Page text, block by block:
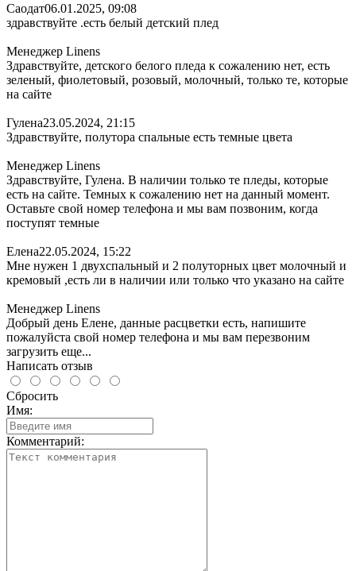
Саодат06.01.2025, 09:08
здравствуйте .есть белый детский плед
Менеджер Linens
Здравствуйте, детского белого пледа к сожалению нет, есть
зеленый, фиолетовый, розовый, молочный, только те, которые
на сайте
Гулена23.05.2024, 21:15
Здравствуйте, полутора спальные есть темные цвета
Менеджер Linens
Здравствуйте, Гулена. В наличии только те пледы, которые
есть на сайте. Темных к сожалению нет на данный момент.
Оставьте свой номер телефона и мы вам позвоним, когда
поступят темные
Елена22.05.2024, 15:22
Мне нужен 1 двухспальный и 2 полуторных цвет молочный и
кремовый ,есть ли в наличии или только что указано на сайте
Менеджер Linens
Добрый день Елене, данные расцветки есть, напишите
пожалуйста свой номер телефона и мы вам перезвоним
загрузить еще...
Написать отзыв
Сбросить
Имя:
Комментарий: